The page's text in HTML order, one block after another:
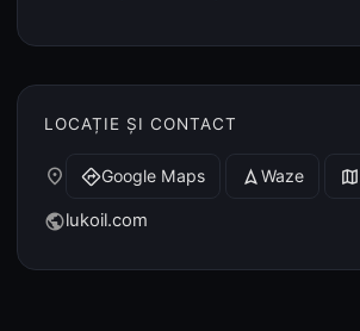
LOCAȚIE ȘI CONTACT
place directionsGoogle Maps navigation Waze map
publiclukoil.com